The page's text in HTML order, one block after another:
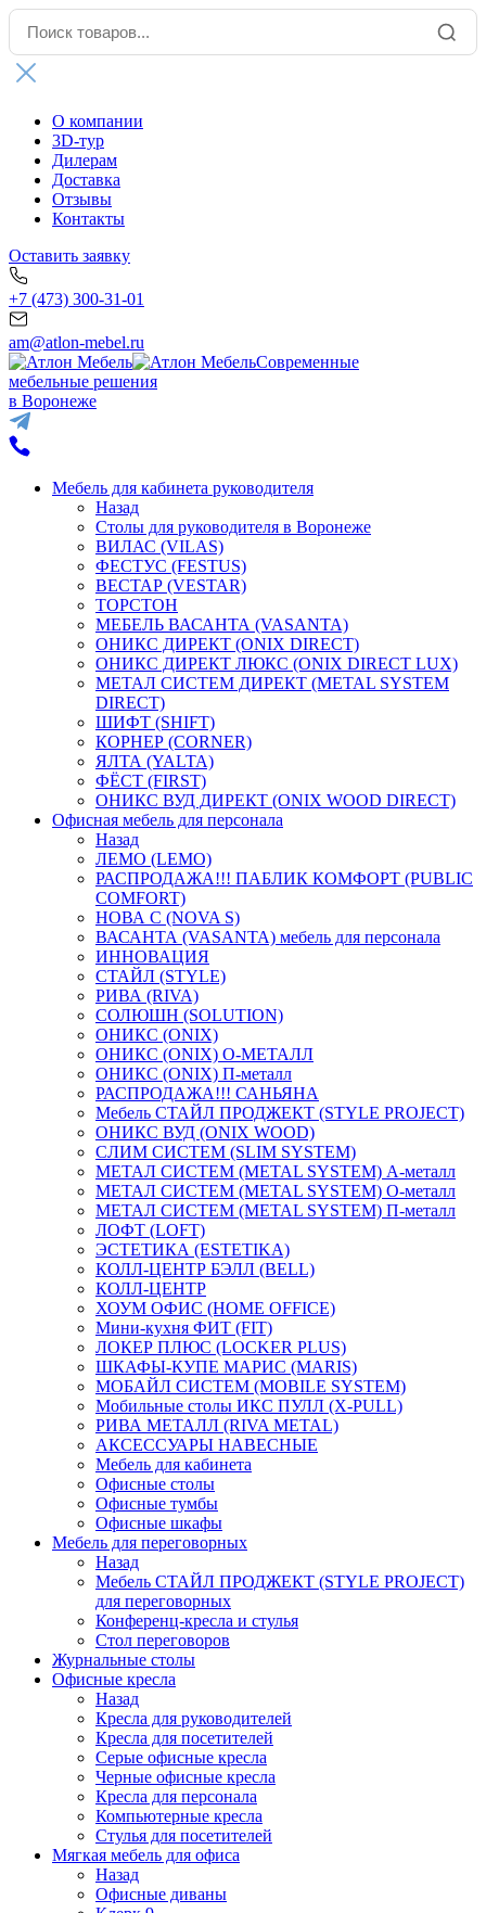
О компании
3D-тур
Дилерам
Доставка
Отзывы
Контакты
Оставить заявку
+7 (473) 300-31-01
am@atlon-mebel.ru
Современные
мебельные решения
в Воронеже
Мебель для кабинета руководителя
Назад
Столы для руководителя в Воронеже
ВИЛАС (VILAS)
ФЕСТУС (FESTUS)
ВЕСТАР (VESTAR)
ТОРСТОН
МЕБЕЛЬ ВАСАНТА (VASANTA)
ОНИКС ДИРЕКТ (ONIX DIRECT)
ОНИКС ДИРЕКТ ЛЮКС (ONIX DIRECT LUX)
МЕТАЛ СИСТЕМ ДИРЕКТ (METAL SYSTEM
DIRECT)
ШИФТ (SHIFT)
КОРНЕР (CORNER)
ЯЛТА (YALTA)
ФЁСТ (FIRST)
ОНИКС ВУД ДИРЕКТ (ONIX WOOD DIRECT)
Офисная мебель для персонала
Назад
ЛЕМО (LEMO)
РАСПРОДАЖА!!! ПАБЛИК КОМФОРТ (PUBLIC
COMFORT)
НОВА С (NOVA S)
ВАСАНТА (VASANTA) мебель для персонала
ИННОВАЦИЯ
СТАЙЛ (STYLE)
РИВА (RIVA)
СОЛЮШН (SOLUTION)
ОНИКС (ONIX)
ОНИКС (ONIX) O-МЕТАЛЛ
ОНИКС (ONIX) П-металл
РАСПРОДАЖА!!! САНЬЯНА
Мебель СТАЙЛ ПРОДЖЕКТ (STYLE PROJECT)
ОНИКС ВУД (ONIX WOOD)
СЛИМ СИСТЕМ (SLIM SYSTEM)
МЕТАЛ СИСТЕМ (METAL SYSTEM) А-металл
МЕТАЛ СИСТЕМ (METAL SYSTEM) О-металл
МЕТАЛ СИСТЕМ (METAL SYSTEM) П-металл
ЛОФТ (LOFT)
ЭСТЕТИКА (ESTETIKA)
КОЛЛ-ЦЕНТР БЭЛЛ (BELL)
КОЛЛ-ЦЕНТР
ХОУМ ОФИС (HOME OFFICE)
Мини-кухня ФИТ (FIT)
ЛОКЕР ПЛЮС (LOCKER PLUS)
ШКАФЫ-КУПЕ МАРИС (MARIS)
МОБАЙЛ СИСТЕМ (MOBILE SYSTEM)
Мобильные столы ИКС ПУЛЛ (X-PULL)
РИВА МЕТАЛЛ (RIVA METAL)
АКСЕССУАРЫ НАВЕСНЫЕ
Мебель для кабинета
Офисные столы
Офисные тумбы
Офисные шкафы
Мебель для переговорных
Назад
Мебель СТАЙЛ ПРОДЖЕКТ (STYLE PROJECT)
для переговорных
Конференц-кресла и стулья
Стол переговоров
Журнальные столы
Офисные кресла
Назад
Кресла для руководителей
Кресла для посетителей
Серые офисные кресла
Черные офисные кресла
Кресла для персонала
Компьютерные кресла
Стулья для посетителей
Мягкая мебель для офиса
Назад
Офисные диваны